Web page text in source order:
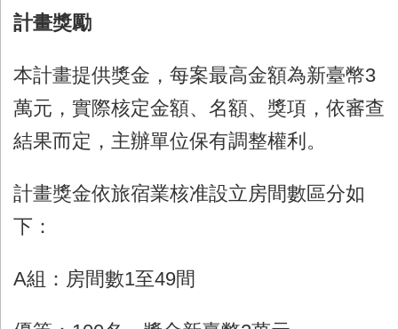
計畫獎勵
本計畫提供獎金，每案最高金額為新臺幣3
萬元，實際核定金額、名額、獎項，依審查
結果而定，主辦單位保有調整權利。
計畫獎金依旅宿業核准設立房間數區分如
下：
A組：房間數1至49間